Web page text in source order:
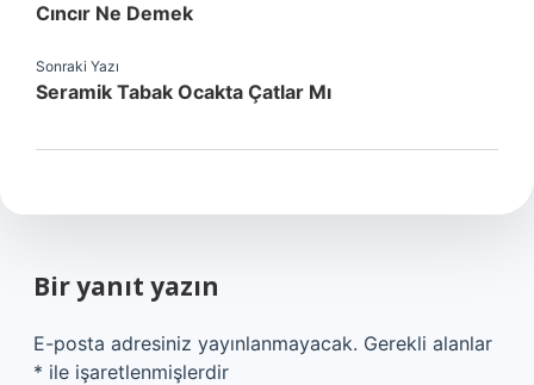
Cıncır Ne Demek
Sonraki Yazı
Seramik Tabak Ocakta Çatlar Mı
Bir yanıt yazın
E-posta adresiniz yayınlanmayacak. Gerekli alanlar
* ile işaretlenmişlerdir